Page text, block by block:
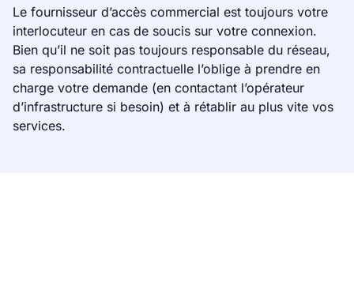
Le fournisseur d’accès commercial est toujours votre
interlocuteur en cas de soucis sur votre connexion.
Bien qu’il ne soit pas toujours responsable du réseau,
sa responsabilité contractuelle l’oblige à prendre en
charge votre demande (en contactant l’opérateur
d’infrastructure si besoin) et à rétablir au plus vite vos
services.